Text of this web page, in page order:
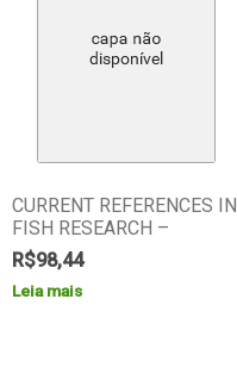
CURRENT REFERENCES IN
FISH RESEARCH –
R$98,44
Leia mais